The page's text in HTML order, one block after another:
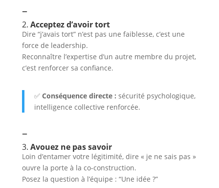
–
2. Acceptez d’avoir tort
Dire “j’avais tort” n’est pas une faiblesse, c’est une
force de leadership.
Reconnaître l’expertise d’un autre membre du projet,
c’est renforcer sa confiance.
✅ Conséquence directe : sécurité psychologique,
intelligence collective renforcée.
–
3. Avouez ne pas savoir
Loin d’entamer votre légitimité, dire « je ne sais pas »
ouvre la porte à la co-construction.
Posez la question à l’équipe : “Une idée ?”